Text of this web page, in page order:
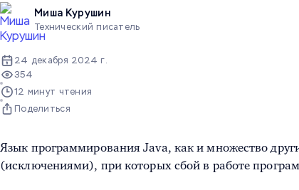
Миша Курушин
Технический писатель
24 декабря 2024 г.
354
12 минут чтения
Поделиться
Язык программирования Java, как и множество
(исключениями), при которых сбой в работе